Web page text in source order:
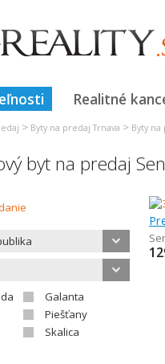
Realitné
> Byty na predaj Trnava > Byty na
byt na predaj
Galanta
Piešťany
Skalica